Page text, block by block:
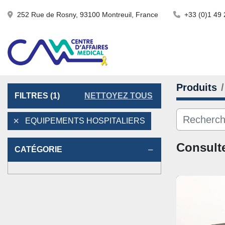
252 Rue de Rosny, 93100 Montreuil, France +33 (0)1 49
FILTRES (1) NETTOYEZ TOUS
EQUIPEMENTS HOSPITALIERS
CATÉGORIE
Produits